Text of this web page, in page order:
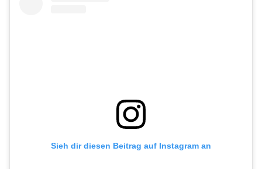
Sieh dir diesen Beitrag auf Instagram an